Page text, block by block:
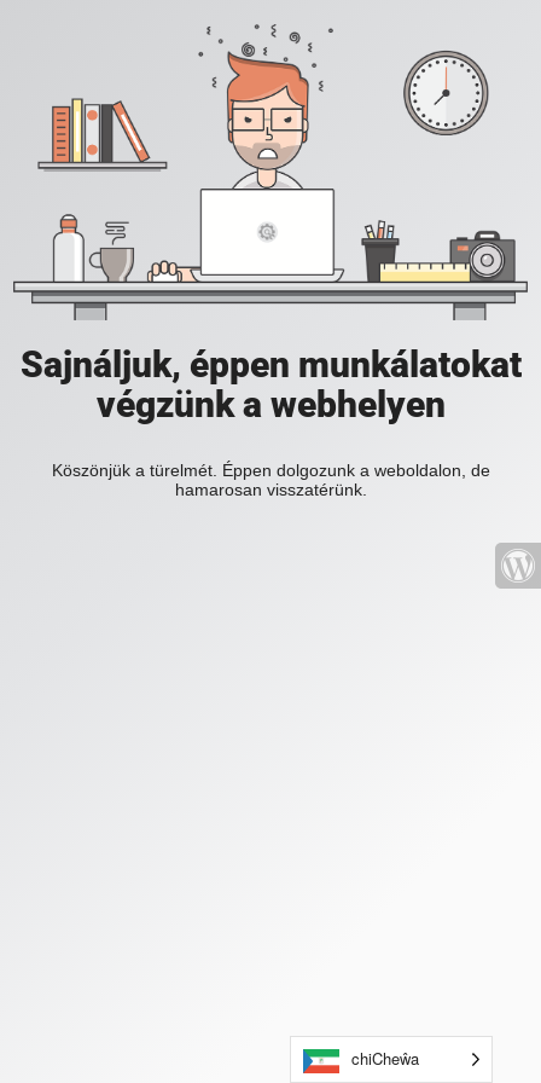
Sajnáljuk, éppen munkálatokat
végzünk a webhelyen
Köszönjük a türelmét. Éppen dolgozunk a weboldalon, de
hamarosan visszatérünk.
chiCheŵa